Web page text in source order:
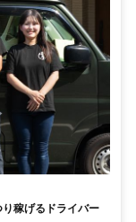
稼げるドライバー